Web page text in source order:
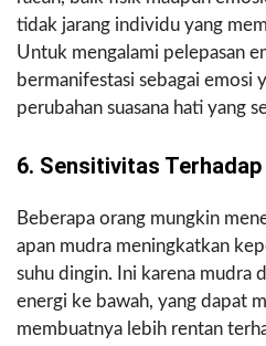
tidak jarang individu yang
Untuk mengalami pelepasan
bermanifestasi sebagai emosi
perubahan suasana hati yang
6. Sensitivitas Terhadap
Beberapa orang mungkin
apan mudra meningkatkan
suhu dingin. Ini karena mudra
energi ke bawah, yang dapat
membuatnya lebih rentan